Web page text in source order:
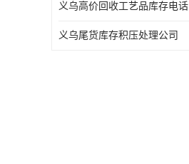
义乌高价回收工艺品库存电话
义乌尾货库存积压处理公司